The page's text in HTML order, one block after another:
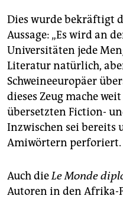
Dies wurde bekräftigt
Aussage: „Es wird an
Universitäten jede
Literatur natürlich,
Schweineeuropäer
dieses Zeug mache
übersetzten Fiction-
Inzwischen sei bereits
Amiwörtern perforiert.
Auch dieLe Monde
Autoren in den Afrika-